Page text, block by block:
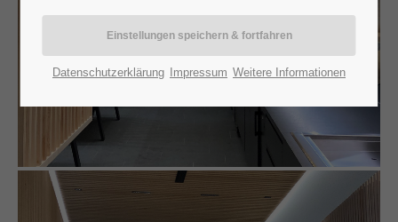
Support
Lorem ipsum dolor sit amet:
24h / 365days
We offer support for our customers
Mon - Fri 8:00am - 5:00pm
(GMT +1)
Datenschutzerklärung Impressum Weitere Informationen